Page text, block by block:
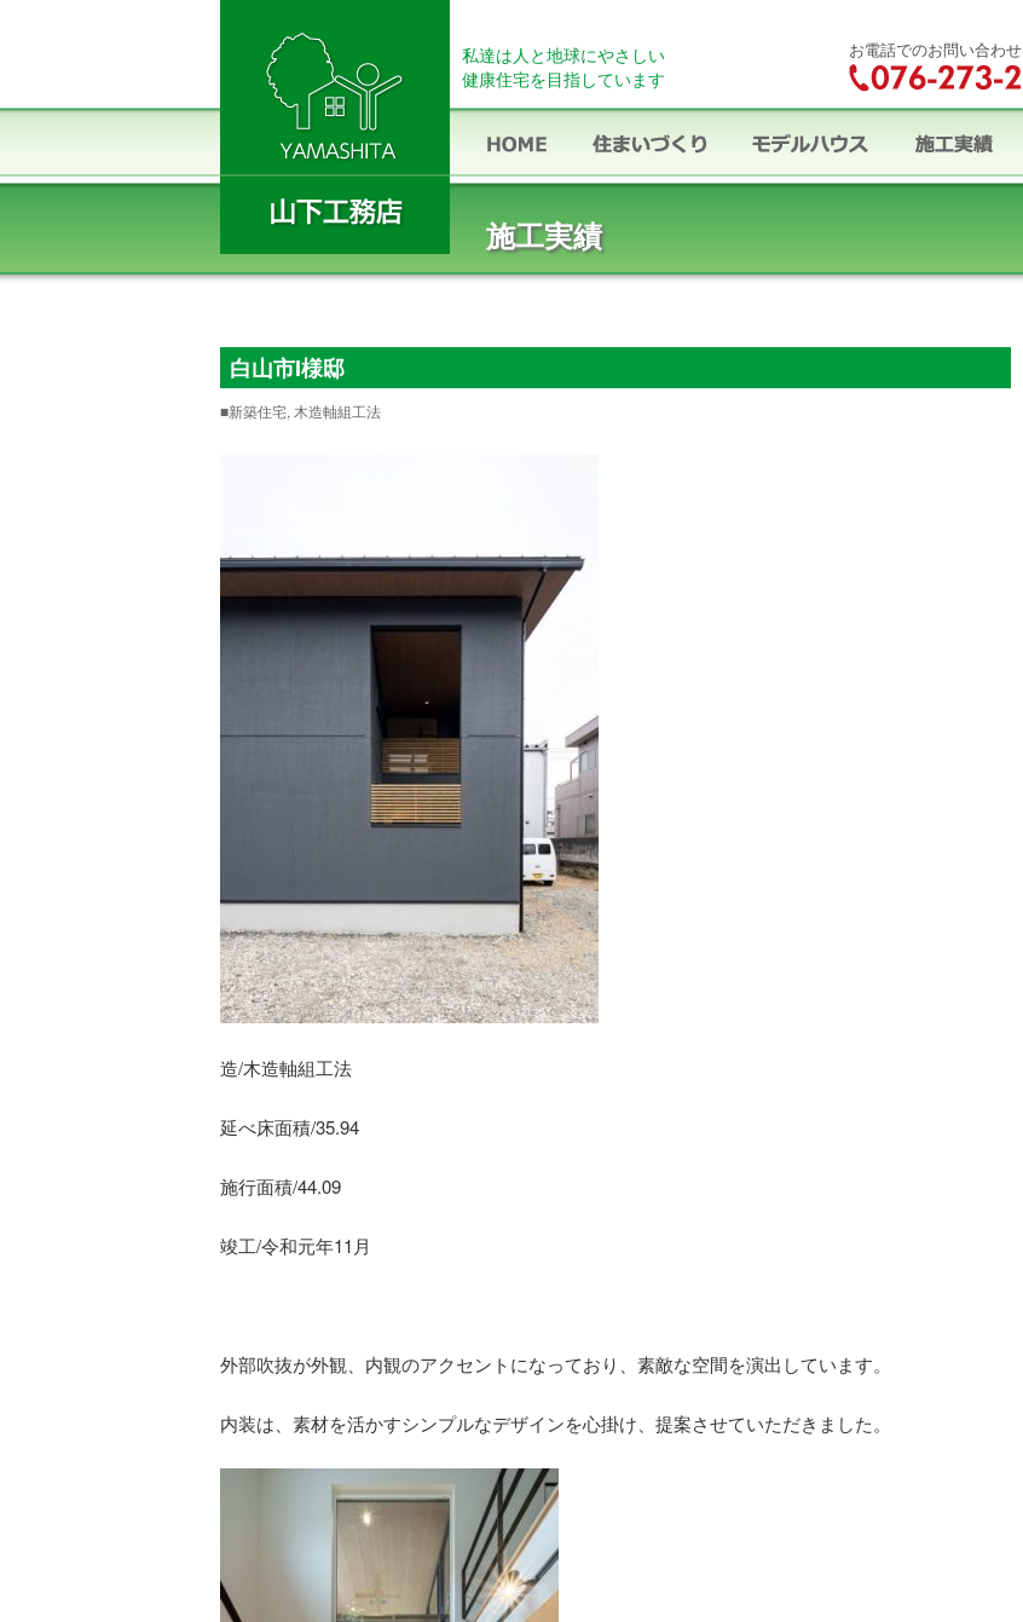
私達は人と地球にやさしい
健康住宅を目指しています
お電話でのお問い合わせ
施工実績
白山市I様邸
■新築住宅, 木造軸組工法
造/木造軸組工法
延べ床面積/35.94
施行面積/44.09
竣工/令和元年11月
外部吹抜が外観、内観のアクセントになっており、素敵な空間を演出しています。
内装は、素材を活かすシンプルなデザインを心掛け、提案させていただきました。